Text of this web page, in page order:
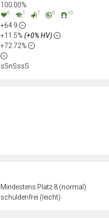
Mindestens Platz 8 (normal)
schuldenfrei (leicht)
100.00%
6 1 7 6 10
+64.9
+11.5% (+0% HV)
+72.72%
sSnSssS